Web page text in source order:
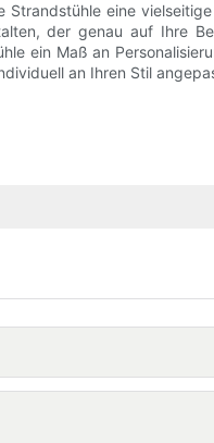
eine
der genau auf Ihre
ein Maß an
an Ihren Stil